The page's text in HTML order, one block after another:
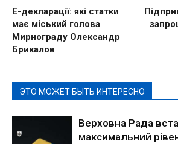
Е-декларації: які статки
має міський голова
Мирнограду Олександр
Брикалов
ЭТО МОЖЕТ БЫТЬ ИНТЕРЕСНО
Верховна Рада
максимальний